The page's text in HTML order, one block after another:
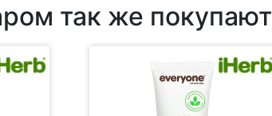
так же покупают